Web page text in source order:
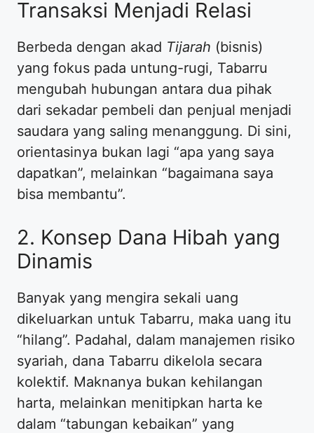
Transaksi Menjadi Relasi
​Berbeda dengan akad Tijarah (bisnis)
yang fokus pada untung-rugi, Tabarru
mengubah hubungan antara dua pihak
dari sekadar pembeli dan penjual menjadi
saudara yang saling menanggung. Di sini,
orientasinya bukan lagi “apa yang saya
dapatkan”, melainkan “bagaimana saya
bisa membantu”.
​2. Konsep Dana Hibah yang
Dinamis
​Banyak yang mengira sekali uang
dikeluarkan untuk Tabarru, maka uang itu
“hilang”. Padahal, dalam manajemen risiko
syariah, dana Tabarru dikelola secara
kolektif. Maknanya bukan kehilangan
harta, melainkan menitipkan harta ke
dalam “tabungan kebaikan” yang